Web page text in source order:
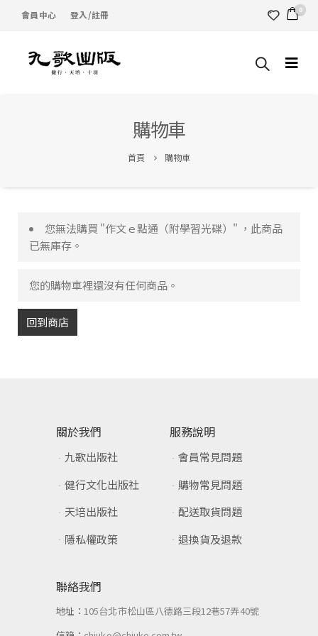
會員中心 登入/註冊 0
購物車
首頁 購物車
您無法購買 "作文ｅ點通（附學習光碟）" ，此商品
已無庫存。
您的購物車裡還沒有任何商品。
回到商店
關於我們
九歌出版社
健行文化出版社
天培出版社
隱私權政策
服務說明
會員常見問題
購物常見問題
配送取貨問題
退換貨及退款
聯絡我們
地址：105台北市松山區八德路三段12巷57弄40號